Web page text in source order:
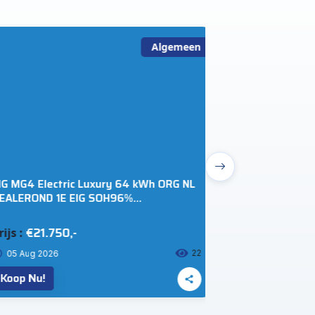
Algemeen
MG4 Electric Luxury 64 kWh ORG NL
1E EIG SOH96%
: €21.750,-
Aug 2026 22
Koop Nu!